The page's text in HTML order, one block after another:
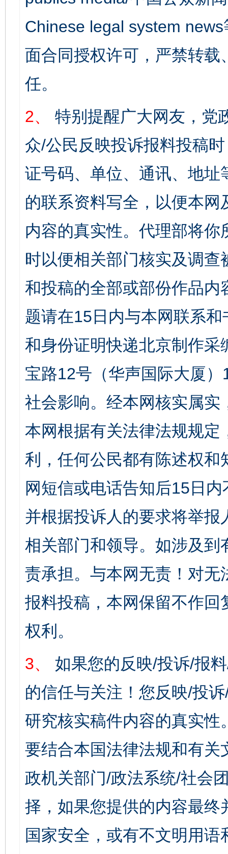
Chinese legal system
面合同授权许可，严禁转
任。
2、
特别提醒广大网友，党
众/公民反映投诉报料投稿
证号码、单位、通讯、地
的联系资料写全，以便本
内容的真实性。代理部将
时以便相关部门核实及调
和投稿的全部或部份作品
题请在15日内与本网联系
和身份证明快递北京制作
宝路12号（华声国际大厦
社会影响。经本网核实属
本网根据有关法律法规规
利，任何公民都有陈述权
网短信或电话告知后15日
并根据投诉人的要求将举
相关部门和领导。如涉及
责承担。与本网无责！对
报料投稿，本网保留不作
权利。
3、
如果您的反映/投诉/报
的信任与关注！您反映/投
研究核实稿件内容的真实
要结合本国法律法规和有关
政机关部门/政法系统/社会
择，如果您提供的内容最
国家安全，或有不文明用